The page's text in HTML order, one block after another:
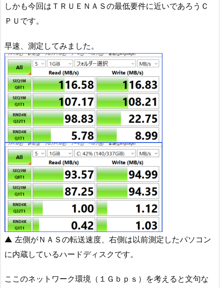
しかも今回はＴＲＵＥＮＡＳの最低要件に近いであろうＣ
ＰＵです。
早速、測定してみました。
▲ 左側がＮＡＳの転送速度、右側は以前測定したパソコン
に内蔵しているハードディスクです。
ここのネットワーク環境（１Ｇｂｐｓ）を考えると文句な